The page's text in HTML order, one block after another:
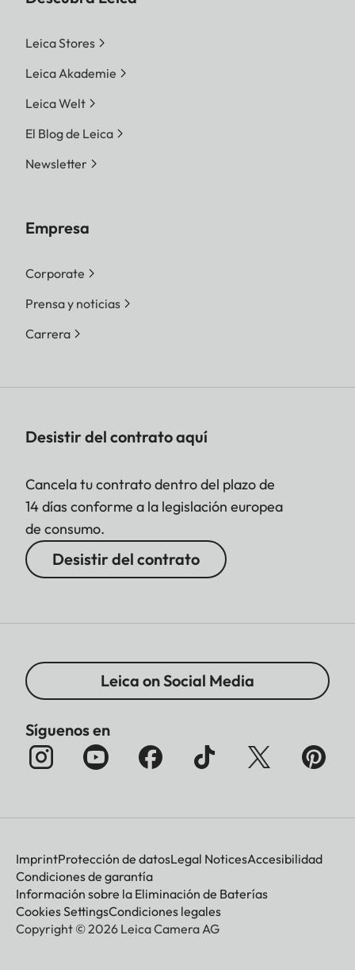
Leica Stores
Leica Akademie
Leica Welt
El Blog de Leica
Newsletter
Empresa
Corporate
Prensa y noticias
Carrera
Desistir del contrato aquí
Cancela tu contrato dentro del plazo de
14 días conforme a la legislación europea
de consumo.
Desistir del contrato
Leica on Social Media
Síguenos en
ImprintProtección de datosLegal NoticesAccesibilidad
Condiciones de garantía
Información sobre la Eliminación de Baterías
Cookies SettingsCondiciones legales
Copyright © 2026 Leica Camera AG